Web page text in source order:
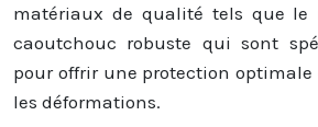
matériaux de qualité tels que le
caoutchouc robuste qui sont
pour offrir une protection optimale
les déformations.